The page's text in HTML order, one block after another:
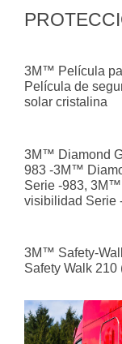
3M™ Película
Película de
solar cristalina
3M™ Diamond
983 -3M™
Serie -983,
visibilidad Serie
3M™ Safety-
Safety Walk 210